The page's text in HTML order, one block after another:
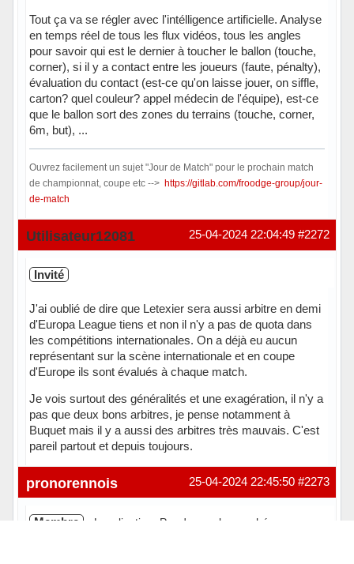
Tout ça va se régler avec l'intélligence artificielle. Analyse
en temps réel de tous les flux vidéos, tous les angles
pour savoir qui est le dernier à toucher le ballon (touche,
corner), si il y a contact entre les joueurs (faute, pénalty),
évaluation du contact (est-ce qu'on laisse jouer, on siffle,
carton? quel couleur? appel médecin de l'équipe), est-ce
que le ballon sort des zones du terrains (touche, corner,
6m, but), ...
Ouvrez facilement un sujet "Jour de Match" pour le prochain match
de championnat, coupe etc --> https://gitlab.com/froodge-group/jour-
de-match
Hors ligne #2272
25-04-2024 22:04:49
Utilisateur12081
Invité
J'ai oublié de dire que Letexier sera aussi arbitre en demi
d'Europa League tiens et non il n'y a pas de quota dans
les compétitions internationales. On a déjà eu aucun
représentant sur la scène internationale et en coupe
d'Europe ils sont évalués à chaque match.
Je vois surtout des généralités et une exagération, il n'y a
pas que deux bons arbitres, je pense notamment à
Buquet mais il y a aussi des arbitres très mauvais. C'est
pareil partout et depuis toujours.
#2273
25-04-2024 22:45:50
pronorennois
Membre
Localisation: Par dessus le marché